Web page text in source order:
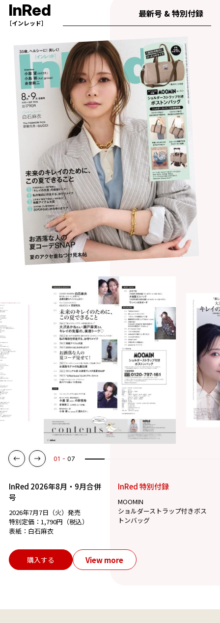
InRed
［インレッド］
最新号 & 特別付録
01 07
InRed 2026年8月・9月合併
号
2026年7月7日（火）発売
特別定価：1,790円（税込）
表紙：白石麻衣
InRed 特別付録
MOOMIN
ショルダーストラップ付きボス
トンバッグ
購入する View more